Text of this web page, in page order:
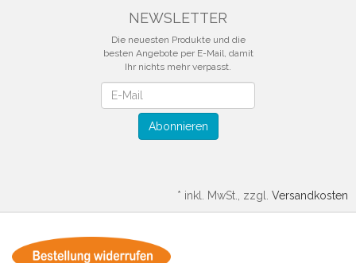
NEWSLETTER
Die neuesten Produkte und die
besten Angebote per E-Mail, damit
Ihr nichts mehr verpasst.
Abonnieren
* inkl. MwSt., zzgl. Versandkosten